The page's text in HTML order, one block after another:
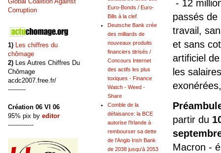
- 12
passés de
travail,
et sans
artificiel
les
partir du
Macron -
Euro-Bonds / Euro-
Bills à la clef
Deutsche Bank crée
des milliards de
nouveaux produits
financiers titrisés /
Concours Internet
des actifs les plus
toxiques - Finance
Watch - Weed -
Share
Comble de la
défaisance: la BCE
autorise l'Irlande à
rembourser sa dette
de l'Anglo Irish Bank
de 2038 jusqu'à 2053
Corruption
1) Les chiffres du
chômage
2) Les Autres Chiffres Du
Chômage
acdc2007.free.fr/
---------
Création 06 VI 06
95% pix by editor
-------------